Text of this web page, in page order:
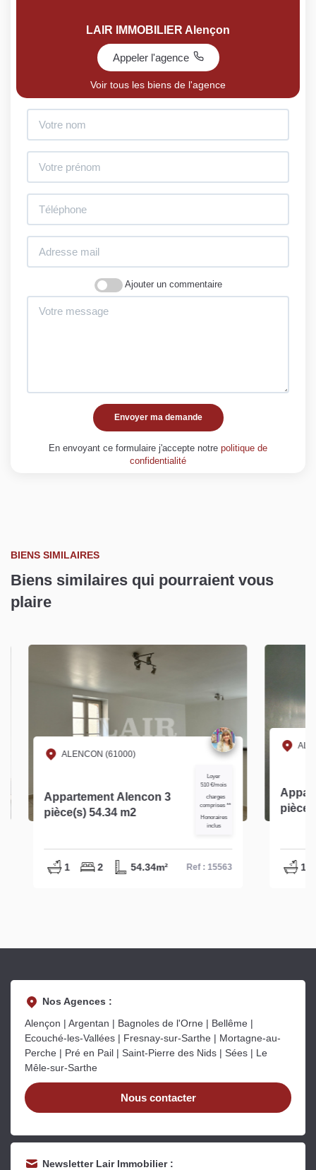
LAIR IMMOBILIER Alençon
Appeler l'agence
Voir tous les biens de l'agence
Ajouter un commentaire
Envoyer ma demande
En envoyant ce formulaire j'accepte notre politique de
confidentialité
BIENS SIMILAIRES
Biens similaires qui pourraient vous
plaire
ALENCON (61000)
Appartement Alencon 3
pièce(s) 54.34 m2
Loyer
510 €/mois
charges
comprises **
Honoraires
inclus
1 2 54.34m² Ref : 15563 1
Nos Agences :
Alençon | Argentan | Bagnoles de l'Orne | Bellême |
Ecouché-les-Vallées | Fresnay-sur-Sarthe | Mortagne-au-
Perche | Pré en Pail | Saint-Pierre des Nids | Sées | Le
Mêle-sur-Sarthe
Nous contacter
Newsletter Lair Immobilier :